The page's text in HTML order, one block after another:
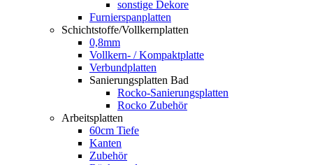
sonstige Dekore
Furnierspanplatten
Schichtstoffe/Vollkernplatten
0,8mm
Vollkern- / Kompaktplatte
Verbundplatten
Sanierungsplatten Bad
Rocko-Sanierungsplatten
Rocko Zubehör
Arbeitsplatten
60cm Tiefe
Kanten
Zubehör